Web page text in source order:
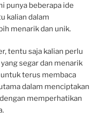
punya beberapa ide
kalian dalam
menarik dan unik.
tentu saja kalian perlu
segar dan menarik
terus membaca
dalam menciptakan
memperhatikan